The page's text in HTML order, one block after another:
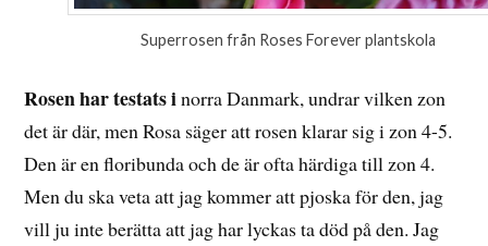
Superrosen från Roses Forever plantskola
Rosen har testats inorra Danmark, undrar vilken zon
det är där, men Rosa säger att rosen klarar sig i zon 4-5.
Den är en floribunda och de är ofta härdiga till zon 4.
Men du ska veta att jag kommer att pjoska för den, jag
vill ju inte berätta att jag har lyckas ta död på den. Jag